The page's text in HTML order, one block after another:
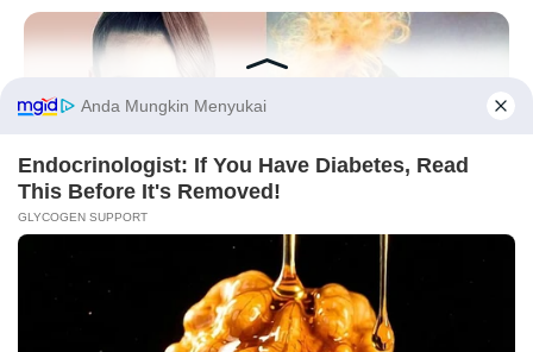
90s Hair Trends That Screamed "Please Don't Try"
Before You Go